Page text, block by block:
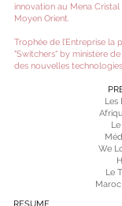
innovation au Mena
Moyen Orient.
Trophée de l’Entreprise la
"Switchers" by ministère
des nouvelles
Les
We
Le
Maroc